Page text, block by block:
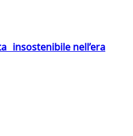
insostenibile nell’era